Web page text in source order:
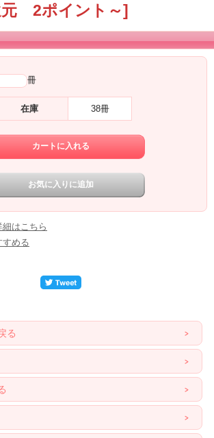
元 2ポイント～]
冊
在庫 38冊
はこちら
すめる
る